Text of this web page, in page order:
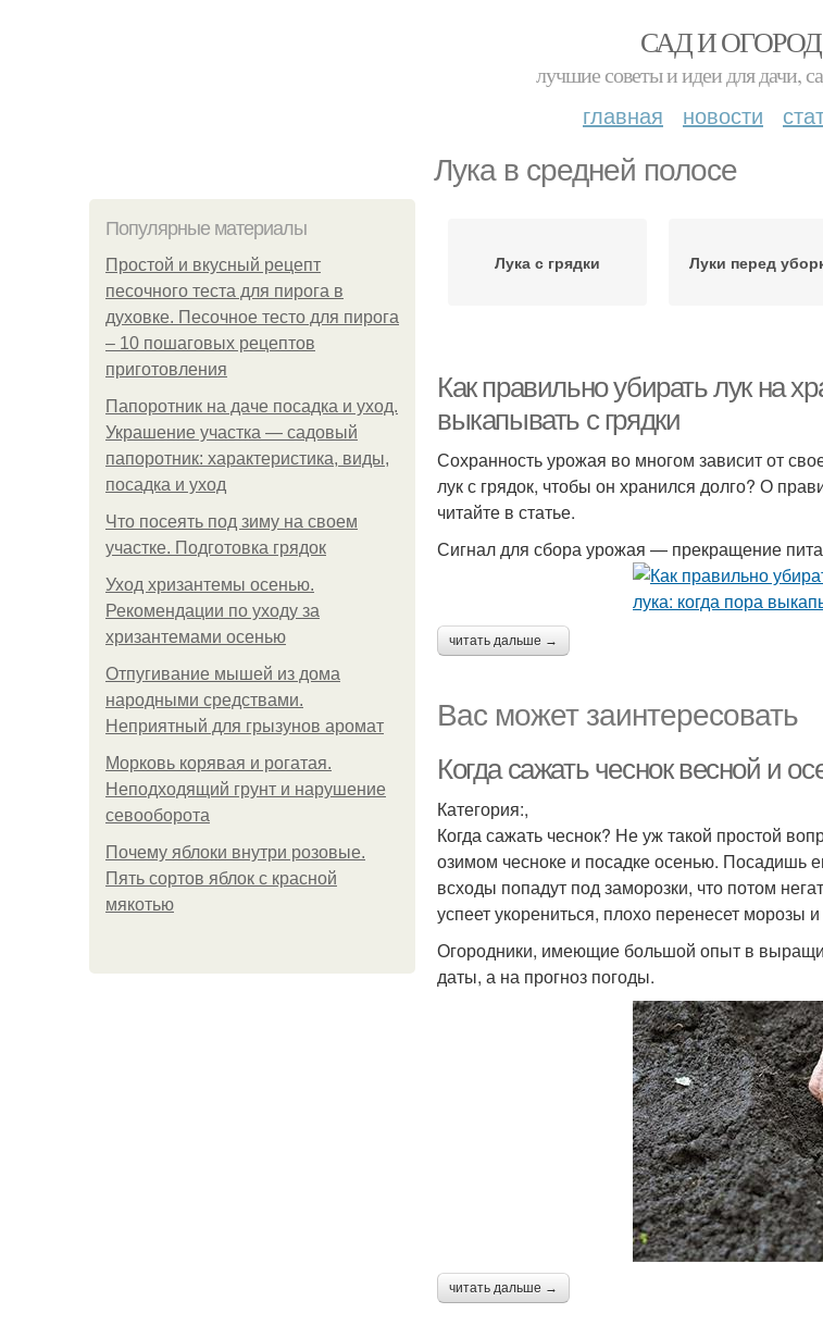
САД И ОГОРОД
лучшие советы и идеи для дачи,
главная новости
Лука в средней полосе
Популярные материалы
Простой и вкусный рецепт
песочного теста для пирога в
духовке. Песочное тесто для пирога
– 10 пошаговых рецептов
приготовления
Папоротник на даче посадка и уход.
Украшение участка — садовый
папоротник: характеристика, виды,
посадка и уход
Что посеять под зиму на своем
участке. Подготовка грядок
Уход хризантемы осенью.
Рекомендации по уходу за
хризантемами осенью
Отпугивание мышей из дома
народными средствами.
Неприятный для грызунов аромат
Морковь корявая и рогатая.
Неподходящий грунт и нарушение
севооборота
Почему яблоки внутри розовые.
Пять сортов яблок с красной
мякотью
Лука с грядки Луки перед
Как правильно убирать лук на
выкапывать с грядки
Сохранность урожая во многом зависит от
лук с грядок, чтобы он хранился долго? О
читайте в статье.
Сигнал для сбора урожая — прекращение
читать дальше →
Вас может заинтересовать
Когда сажать чеснок весной и
Категория:,
Когда сажать чеснок? Не уж такой простой
озимом чесноке и посадке осенью. Посадишь
всходы попадут под заморозки, что потом
успеет укорениться, плохо перенесет морозы
Огородники, имеющие большой опыт в
даты, а на прогноз погоды.
читать дальше →